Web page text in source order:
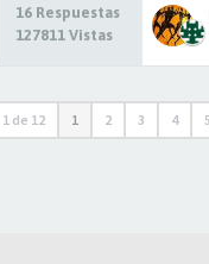
16 Respuestas
127811 Vistas
1 de 12 1 2 3 4 5